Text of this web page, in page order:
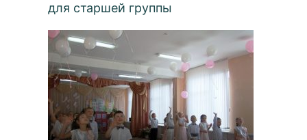
для старшей группы